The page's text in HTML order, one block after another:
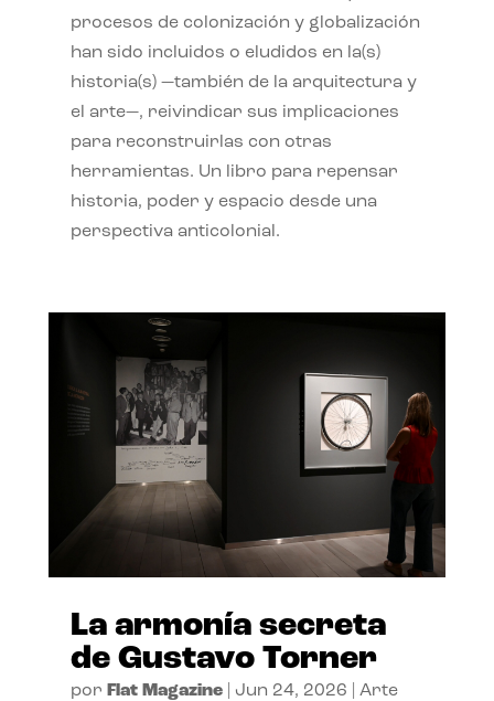
procesos de colonización y globalización
han sido incluidos o eludidos en la(s)
historia(s) —también de la arquitectura y
el arte—, reivindicar sus implicaciones
para reconstruirlas con otras
herramientas. Un libro para repensar
historia, poder y espacio desde una
perspectiva anticolonial.
La armonía secreta
de Gustavo Torner
por Flat Magazine| Jun 24, 2026 Arte